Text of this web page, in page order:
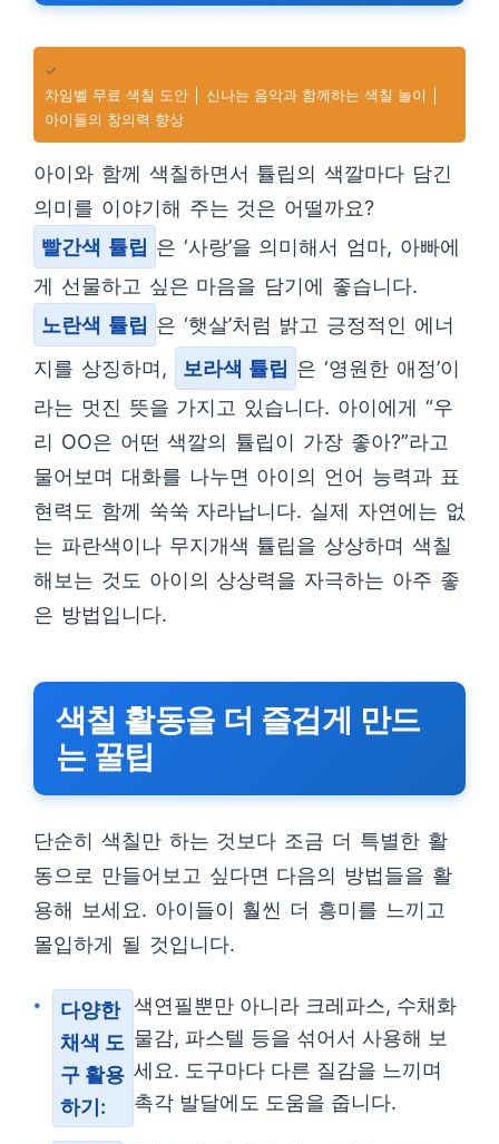
✓
차임벨 무료 색칠 도안 │ 신나는 음악과 함께하는 색칠 놀이 │
아이들의 창의력 향상
아이와 함께 색칠하면서 튤립의 색깔마다 담긴
의미를 이야기해 주는 것은 어떨까요?
빨간색 튤립 은 ‘사랑’을 의미해서 엄마, 아빠에
게 선물하고 싶은 마음을 담기에 좋습니다.
노란색 튤립 은 ‘햇살’처럼 밝고 긍정적인 에너
지를 상징하며,
보라색 튤립 은 ‘영원한 애정’이
라는 멋진 뜻을 가지고 있습니다. 아이에게 “우
리 OO은 어떤 색깔의 튤립이 가장 좋아?”라고
물어보며 대화를 나누면 아이의 언어 능력과 표
현력도 함께 쑥쑥 자라납니다. 실제 자연에는 없
는 파란색이나 무지개색 튤립을 상상하며 색칠
해보는 것도 아이의 상상력을 자극하는 아주 좋
은 방법입니다.
색칠 활동을 더 즐겁게 만드
는 꿀팁
단순히 색칠만 하는 것보다 조금 더 특별한 활
동으로 만들어보고 싶다면 다음의 방법들을 활
용해 보세요. 아이들이 훨씬 더 흥미를 느끼고
몰입하게 될 것입니다.
다양한
채색 도
구 활용
하기:
색연필뿐만 아니라 크레파스, 수채화
물감, 파스텔 등을 섞어서 사용해 보
세요. 도구마다 다른 질감을 느끼며
촉각 발달에도 도움을 줍니다.